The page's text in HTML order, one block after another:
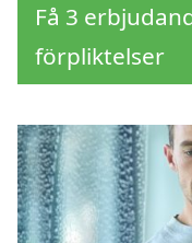
Få 3
förpliktelser